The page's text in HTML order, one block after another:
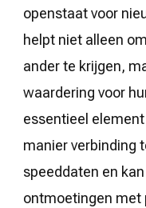
openstaat voor
helpt niet alleen
ander te krijgen,
waardering voor
essentieel
manier verbinding
speeddaten en
ontmoetingen met